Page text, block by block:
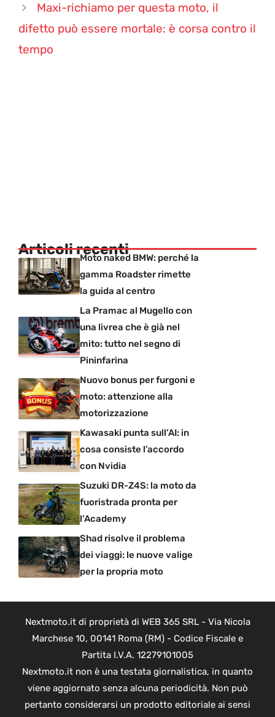
Maxi-richiamo per questa moto, il
difetto può essere mortale: è corsa contro il
tempo
Articoli recentiMoto naked BMW: perché la
gamma Roadster rimette
la guida al centro
La Pramac al Mugello con
una livrea che è già nel
mito: tutto nel segno di
Pininfarina
Nuovo bonus per furgoni e
moto: attenzione alla
motorizzazione
Kawasaki punta sull’AI: in
cosa consiste l’accordo
con Nvidia
Suzuki DR-Z4S: la moto da
fuoristrada pronta per
l’Academy
Shad risolve il problema
dei viaggi: le nuove valige
per la propria moto
Nextmoto.it di proprietà di WEB 365 SRL - Via Nicola
Marchese 10, 00141 Roma (RM) - Codice Fiscale e
Partita I.V.A. 12279101005
Nextmoto.it non è una testata giornalistica, in quanto
viene aggiornato senza alcuna periodicità. Non può
pertanto considerarsi un prodotto editoriale ai sensi